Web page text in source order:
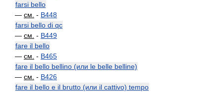
farsi bello
— см. - B448
farsi bello di qc
— см. - B449
fare il bello
— см. - B465
fare il bello bellino (или le belle belline)
— см. - B426
fare il bello e il brutto (или il cattivo) tempo